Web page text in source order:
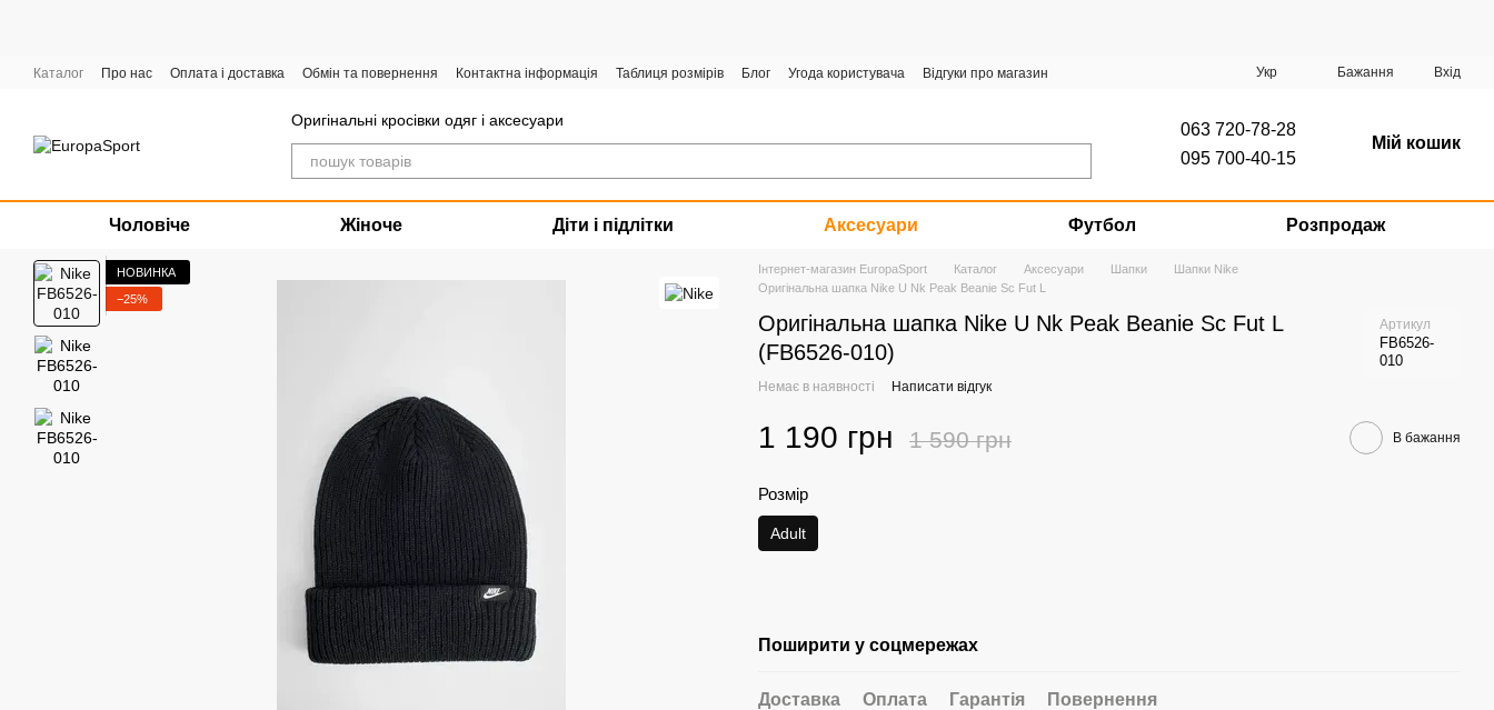
Каталог Про нас Оплата і доставка Обмін та повернення Контактна інформація Таблиця розмірів Блог Угода користувача
Відгуки про магазин
Укр Бажання Вхід
Оригінальні кросівки одяг і аксесуари
063 720-78-28
095 700-40-15
Мій кошик
Чоловіче Жіноче Діти і підлітки Аксесуари Футбол Розпродаж
НОВИНКА
−25%
Інтернет-магазин EuropaSport Каталог Аксесуари Шапки
Шапки Nike
Оригінальна шапка Nike U Nk Peak Beanie Sc Fut L
Оригінальна шапка Nike U Nk Peak Beanie Sc Fut L
(FB6526-010)
Артикул
FB6526-
010
Немає в наявності Написати відгук
1 190 грн 1 590 грн В бажання
Розмір
Adult
Поширити у соцмережах
Доставка Оплата Гарантія
Повернення